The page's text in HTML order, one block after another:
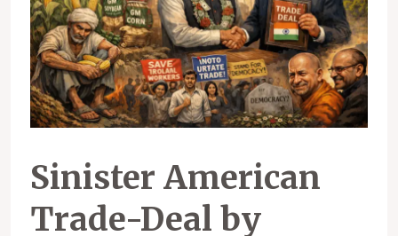
Sinister American
Trade-Deal by